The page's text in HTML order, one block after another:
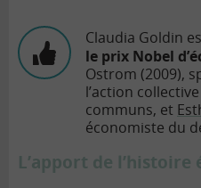
Claudia Goldin
le prix Nobel
Ostrom (2009),
l’action
communs, et
économiste du
L’apport de l’histoire